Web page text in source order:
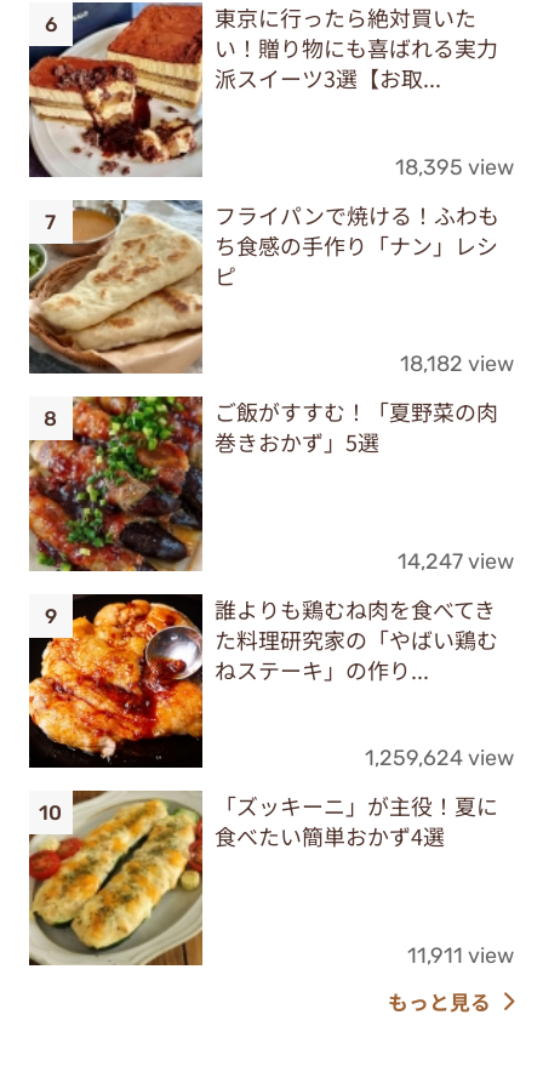
東京に行ったら絶対買いた
い！贈り物にも喜ばれる実力
派スイーツ3選【お取...
18,395 view
フライパンで焼ける！ふわも
ち食感の手作り「ナン」レシ
ピ
18,182 view
ご飯がすすむ！「夏野菜の肉
巻きおかず」5選
14,247 view
誰よりも鶏むね肉を食べてき
た料理研究家の「やばい鶏む
ねステーキ」の作り...
1,259,624 view
「ズッキーニ」が主役！夏に
食べたい簡単おかず4選
11,911 view
もっと見る